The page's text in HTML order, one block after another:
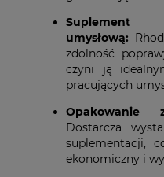
Suplement
umysłową:
zdolność
czyni ją
pracujących
Opakowanie
Dostarcza
suplementacji,
ekonomiczny i